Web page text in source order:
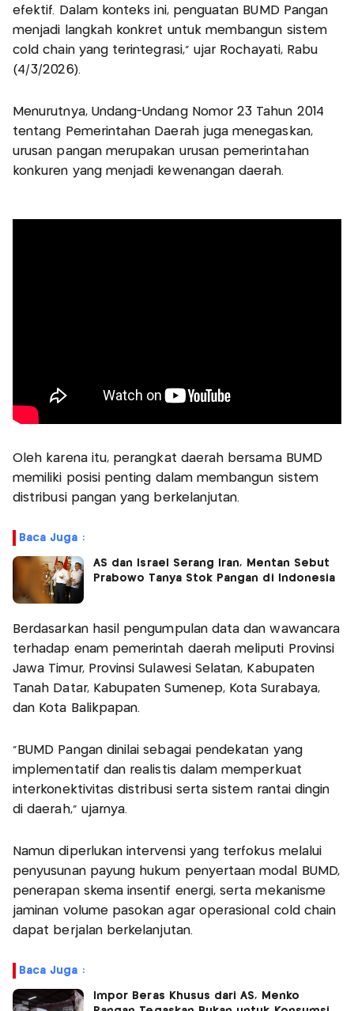
efektif. Dalam konteks ini, penguatan BUMD Pangan
menjadi langkah konkret untuk membangun sistem
cold chain yang terintegrasi,” ujar Rochayati, Rabu
(4/3/2026).
Menurutnya, Undang-Undang Nomor 23 Tahun 2014
tentang Pemerintahan Daerah juga menegaskan,
urusan pangan merupakan urusan pemerintahan
konkuren yang menjadi kewenangan daerah.
Oleh karena itu, perangkat daerah bersama BUMD
memiliki posisi penting dalam membangun sistem
distribusi pangan yang berkelanjutan.
Baca Juga :
AS dan Israel Serang Iran, Mentan Sebut
Prabowo Tanya Stok Pangan di Indonesia
Berdasarkan hasil pengumpulan data dan wawancara
terhadap enam pemerintah daerah meliputi Provinsi
Jawa Timur, Provinsi Sulawesi Selatan, Kabupaten
Tanah Datar, Kabupaten Sumenep, Kota Surabaya,
dan Kota Balikpapan.
“BUMD Pangan dinilai sebagai pendekatan yang
implementatif dan realistis dalam memperkuat
interkonektivitas distribusi serta sistem rantai dingin
di daerah,” ujarnya.
Namun diperlukan intervensi yang terfokus melalui
penyusunan payung hukum penyertaan modal BUMD,
penerapan skema insentif energi, serta mekanisme
jaminan volume pasokan agar operasional cold chain
dapat berjalan berkelanjutan.
Baca Juga :
Impor Beras Khusus dari AS, Menko